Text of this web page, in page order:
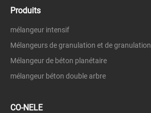
Produits
mélangeur intensif
Mélangeurs de granulation et de granulation
Mélangeur de béton planétaire
mélangeur béton double arbre
CO-NELE